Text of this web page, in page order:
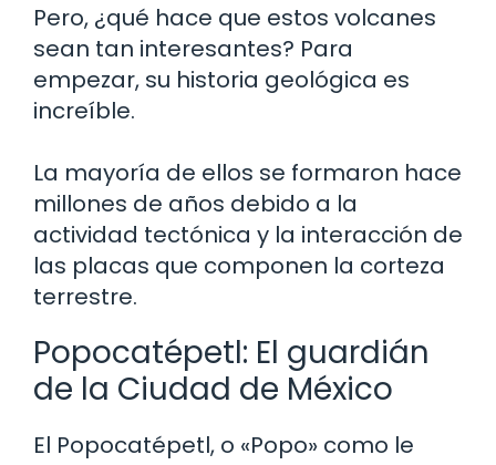
Pero, ¿qué hace que estos volcanes
sean tan interesantes? Para
empezar, su historia geológica es
increíble.
La mayoría de ellos se formaron hace
millones de años debido a la
actividad tectónica y la interacción de
las placas que componen la corteza
terrestre.
Popocatépetl: El guardián
de la Ciudad de México
El Popocatépetl, o «Popo» como le